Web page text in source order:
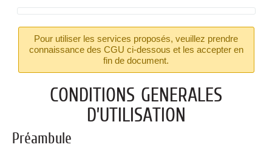
Pour utiliser les services proposés, veuillez prendre
connaissance des CGU ci-dessous et les accepter en
fin de document.
CONDITIONS GENERALES
D’UTILISATION
Préambule